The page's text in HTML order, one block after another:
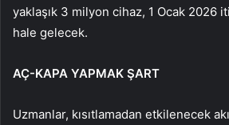
yaklaşık 3 milyon cihaz, 1 Ocak 2026
hale gelecek.
AÇ-KAPA YAPMAK ŞART
Uzmanlar, kısıtlamadan etkilenecek